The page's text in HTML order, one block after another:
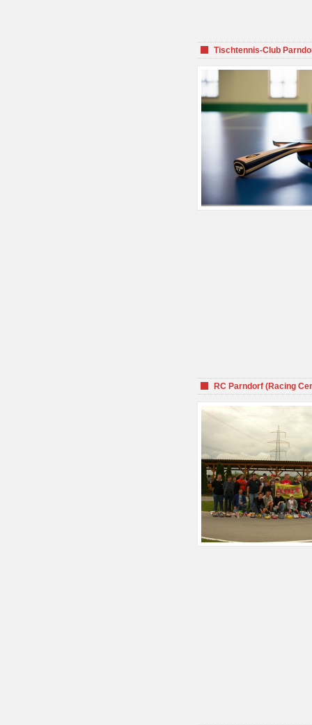
Tischtennis-Club
RC Parndorf (Racing